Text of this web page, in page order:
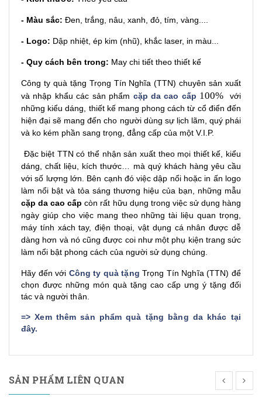
- Màu sắc: Đen, trắng, nâu, xanh, đỏ, tím, vàng....
- Logo: Dập nhiệt, ép kim (nhũ), khắc laser, in màu...
- Quy cách bên trong: May chi tiết theo thiết kế
Công ty quà tặng Trọng Tín Nghĩa (TTN) chuyên sản xuất
và nhập khẩu các sản phẩm cặp da cao cấp 100%
với
những kiểu dáng, thiết kế mang phong cách từ cổ điển đến
hiện đại sẽ mang đến cho người dùng sự lịch lãm, quý phái
và ko kém phần sang trọng, đẳng cấp của một V.I.P.
Đặc biệt TTN có thể nhận sản xuất theo mọi thiết kế, kiểu
dáng, chất liệu, kích thước… mà quý khách hàng yêu cầu
với số lượng lớn. Bên cạnh đó việc dập nổi hoặc in ấn logo
làm nổi bật và tỏa sáng thương hiệu của bạn, những mẫu
cặp da cao cấp còn rất hữu dụng trong việc sử dụng hàng
ngày giúp cho việc mang theo những tài liệu quan trọng,
máy tính xách tay, điện thoại, vật dụng cá nhân được dễ
dàng hơn và nó cũng được coi như một phụ kiện trang sức
làm nổi bật phong cách của người sử dụng chúng.
Hãy đến với Công ty quà tặng Trọng Tín Nghĩa (TTN) để
chọn được những món quà tặng cao cấp ưng ý tặng đối
tác và người thân.
=>Xem thêm sản phẩm quà tặng bằng da khác tại
đây.
SẢN PHẨM LIÊN QUAN